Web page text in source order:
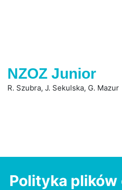
NZOZ Junior
R. Szubra, J. Sekulska, G. Mazur
Polityka plików